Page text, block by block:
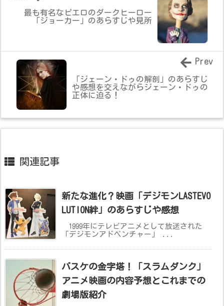
最も有名なピエロのダークヒーロー
「ジョーカー」のあらすじや見所
「ジェーン・ドゥの解剖」のあらすじ
や感想を交えながらジェーン・ドゥの
正体に迫る！
Prev
関連記事
新たな進化？映画「デジモンLASTEVO
LUTION絆」のあらすじや感想
1999年にテレビアニメとして放送された
「デジモンアドベンチャー」 ...
バスケの金字塔！「スラムダンク」
アニメ映画の内容予想とこれまでの
劇場版紹介